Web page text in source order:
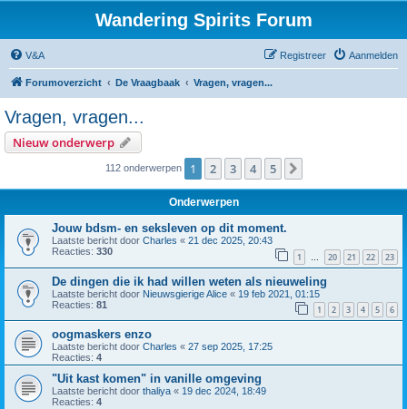
Wandering Spirits Forum
V&A Aanmelden
Registreer
Forumoverzicht De Vraagbaak Vragen, vragen...
Vragen, vragen...
Nieuw onderwerp
112 onderwerpen 1 2 3 4 5
Onderwerpen
Jouw bdsm- en seksleven op dit moment.
Laatste bericht door Charles « 21 dec 2025, 20:43
Reacties: 330 1 … 20 21 22 23
De dingen die ik had willen weten als nieuweling
Laatste bericht door Nieuwsgierige Alice « 19 feb 2021, 01:15
Reacties: 81 1 2 3 4 5 6
oogmaskers enzo
Laatste bericht door Charles « 27 sep 2025, 17:25
Reacties: 4
"Uit kast komen" in vanille omgeving
Laatste bericht door thaliya « 19 dec 2024, 18:49
Reacties: 4